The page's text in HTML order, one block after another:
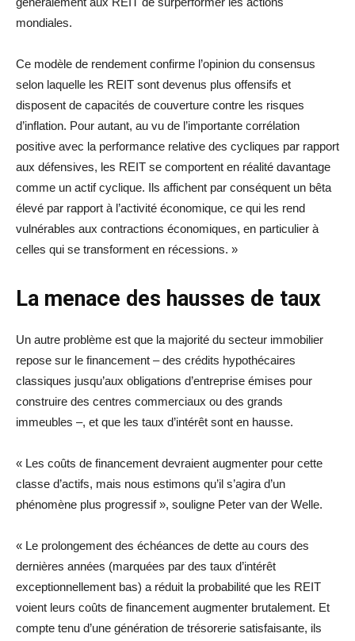
mondiales.
Ce modèle de rendement confirme l’opinion du consensus
selon laquelle les REIT sont devenus plus offensifs et
disposent de capacités de couverture contre les risques
d’inflation. Pour autant, au vu de l’importante corrélation
positive avec la performance relative des cycliques par rapport
aux défensives, les REIT se comportent en réalité davantage
comme un actif cyclique. Ils affichent par conséquent un bêta
élevé par rapport à l’activité économique, ce qui les rend
vulnérables aux contractions économiques, en particulier à
celles qui se transforment en récessions. »
La menace des hausses de taux
Un autre problème est que la majorité du secteur immobilier
repose sur le financement – des crédits hypothécaires
classiques jusqu’aux obligations d’entreprise émises pour
construire des centres commerciaux ou des grands
immeubles –, et que les taux d’intérêt sont en hausse.
« Les coûts de financement devraient augmenter pour cette
classe d’actifs, mais nous estimons qu’il s’agira d’un
phénomène plus progressif », souligne Peter van der Welle.
« Le prolongement des échéances de dette au cours des
dernières années (marquées par des taux d’intérêt
exceptionnellement bas) a réduit la probabilité que les REIT
voient leurs coûts de financement augmenter brutalement. Et
compte tenu d’une génération de trésorerie satisfaisante, ils